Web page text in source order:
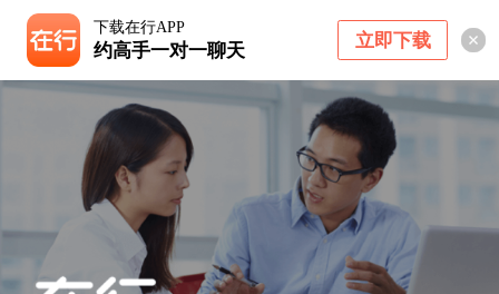
下载在行APP
约高手一对一聊天 立即下载